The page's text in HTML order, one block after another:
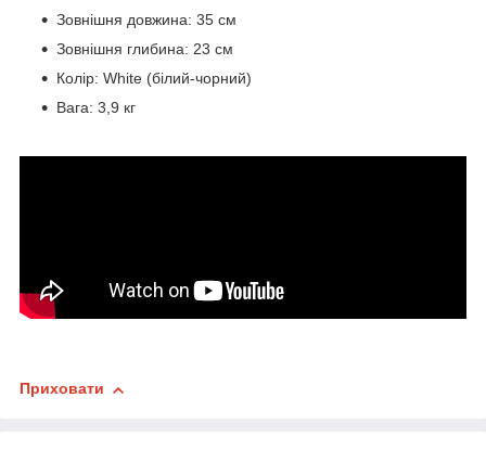
Зовнішня довжина: 35 см
Зовнішня глибина: 23 см
Колір: White (білий-чорний)
Вага: 3,9 кг
Приховати